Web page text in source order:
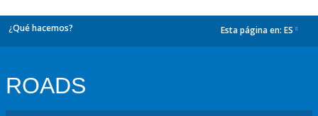
¿Qué hacemos? Esta página en: ES
ROADS